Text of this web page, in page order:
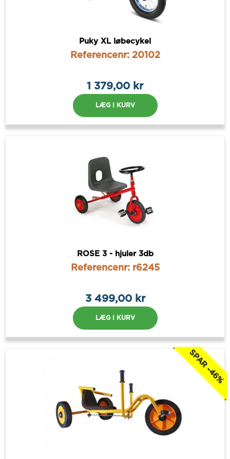
Puky XL løbecykel
Referencenr: 20102
1 379,00 kr
LÆG I KURV
ROSE 3 - hjuler 3db
Referencenr: r6245
3 499,00 kr
LÆG I KURV
SPAR -46%